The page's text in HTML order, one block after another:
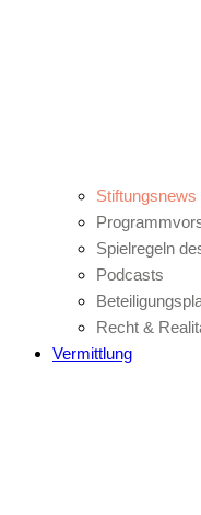
Stiftungsnews
Spielregeln
Podcasts
Recht &
Vermittlung